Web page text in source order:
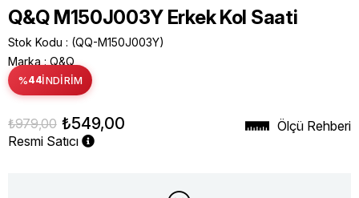
Q&Q M150J003Y Erkek Kol Saati
Stok Kodu
(QQ-M150J003Y)
Marka : Q&Q
%44İNDIRIM
₺979,00 ₺549,00
Resmi Satıcı
Ölçü Rehberi